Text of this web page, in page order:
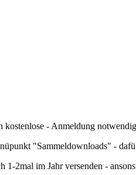
kostenlose - Anmeldung
"Sammeldownloads" -
2mal im Jahr versenden -